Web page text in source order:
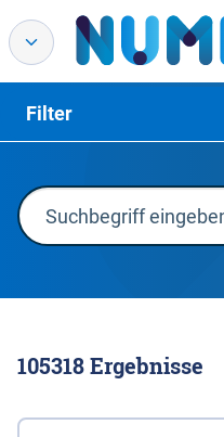
Filter
105318Ergebnisse